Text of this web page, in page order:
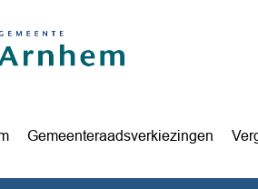
pagina
Gemeenteraadsverkiezingen